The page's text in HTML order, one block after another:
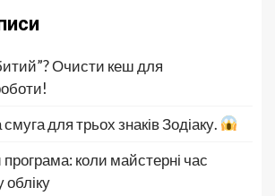
Очисти кеш для
для трьох знаків Зодіаку.
коли майстерні час
обліку